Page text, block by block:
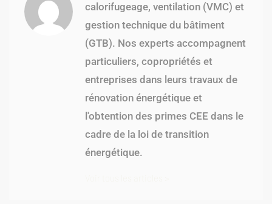
calorifugeage, ventilation (VMC) et
gestion technique du bâtiment
(GTB). Nos experts accompagnent
particuliers, copropriétés et
entreprises dans leurs travaux de
rénovation énergétique et
l'obtention des primes CEE dans le
cadre de la loi de transition
énergétique.